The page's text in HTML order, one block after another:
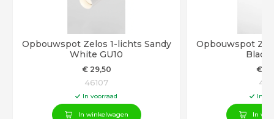
Opbouwspot Zelos 1-lichts Sandy
White GU10
€29,50
46107
In voorraad
In winkelwagen
Opbouwspot
Black
€
In
In